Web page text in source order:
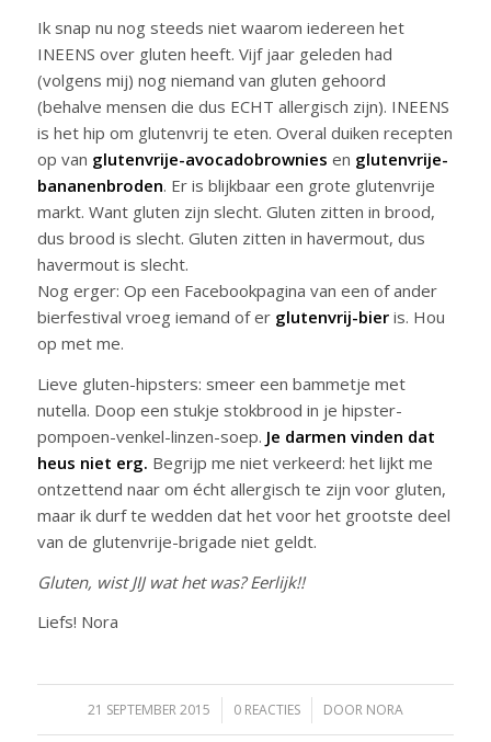
Ik snap nu nog steeds niet waarom iedereen het
INEENS over gluten heeft. Vijf jaar geleden had
(volgens mij) nog niemand van gluten gehoord
(behalve mensen die dus ECHT allergisch zijn). INEENS
is het hip om glutenvrij te eten. Overal duiken recepten
op van glutenvrije-avocadobrownies en glutenvrije-
bananenbroden. Er is blijkbaar een grote glutenvrije
markt. Want gluten zijn slecht. Gluten zitten in brood,
dus brood is slecht. Gluten zitten in havermout, dus
havermout is slecht.
Nog erger: Op een Facebookpagina van een of ander
bierfestival vroeg iemand of er glutenvrij-bieris. Hou
op met me.
Lieve gluten-hipsters: smeer een bammetje met
nutella. Doop een stukje stokbrood in je hipster-
pompoen-venkel-linzen-soep. Je darmen vinden dat
heus niet erg. Begrijp me niet verkeerd: het lijkt me
ontzettend naar om écht allergisch te zijn voor gluten,
maar ik durf te wedden dat het voor het grootste deel
van de glutenvrije-brigade niet geldt.
Gluten, wist JIJ wat het was? Eerlijk!!
Liefs! Nora
21 SEPTEMBER 2015
/ 0 REACTIES
/ DOOR NORA